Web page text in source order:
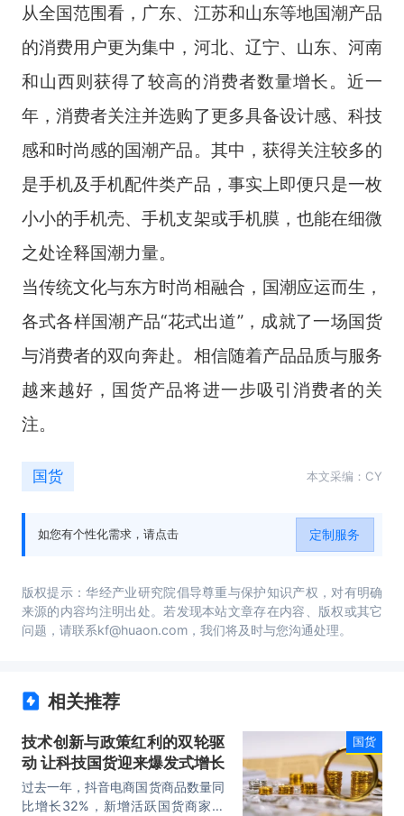
从全国范围看，广东、江苏和山东等地国潮产品
的消费用户更为集中，河北、辽宁、山东、河南
和山西则获得了较高的消费者数量增长。近一
年，消费者关注并选购了更多具备设计感、科技
感和时尚感的国潮产品。其中，获得关注较多的
是手机及手机配件类产品，事实上即便只是一枚
小小的手机壳、手机支架或手机膜，也能在细微
之处诠释国潮力量。
当传统文化与东方时尚相融合，国潮应运而生，
各式各样国潮产品“花式出道”，成就了一场国货
与消费者的双向奔赴。相信随着产品品质与服务
越来越好，国货产品将进一步吸引消费者的关
注。
国货 本文采编：CY
如您有个性化需求，请点击 定制服务
版权提示：华经产业研究院倡导尊重与保护知识产权，对有明确
来源的内容均注明出处。若发现本站文章存在内容、版权或其它
问题，请联系kf@huaon.com，我们将及时与您沟通处理。
相关推荐
技术创新与政策红利的双轮驱
动 让科技国货迎来爆发式增长
过去一年，抖音电商国货商品数量同
比增长32%，新增活跃国货商家数
国货